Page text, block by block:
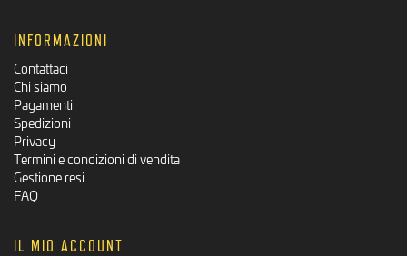
INFORMAZIONI
Contattaci
Chi siamo
Pagamenti
Spedizioni
Privacy
Termini e condizioni di vendita
Gestione resi
FAQ
IL MIO ACCOUNT